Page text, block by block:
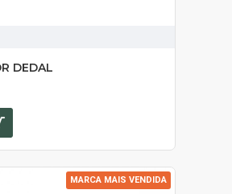
DEDAL
MARCA MAIS VENDIDA